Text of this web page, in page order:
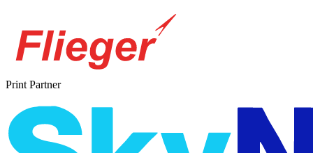
Print Partner